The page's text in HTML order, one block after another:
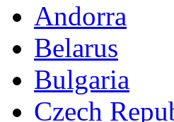
Andorra
Belarus
Bulgaria
Czech